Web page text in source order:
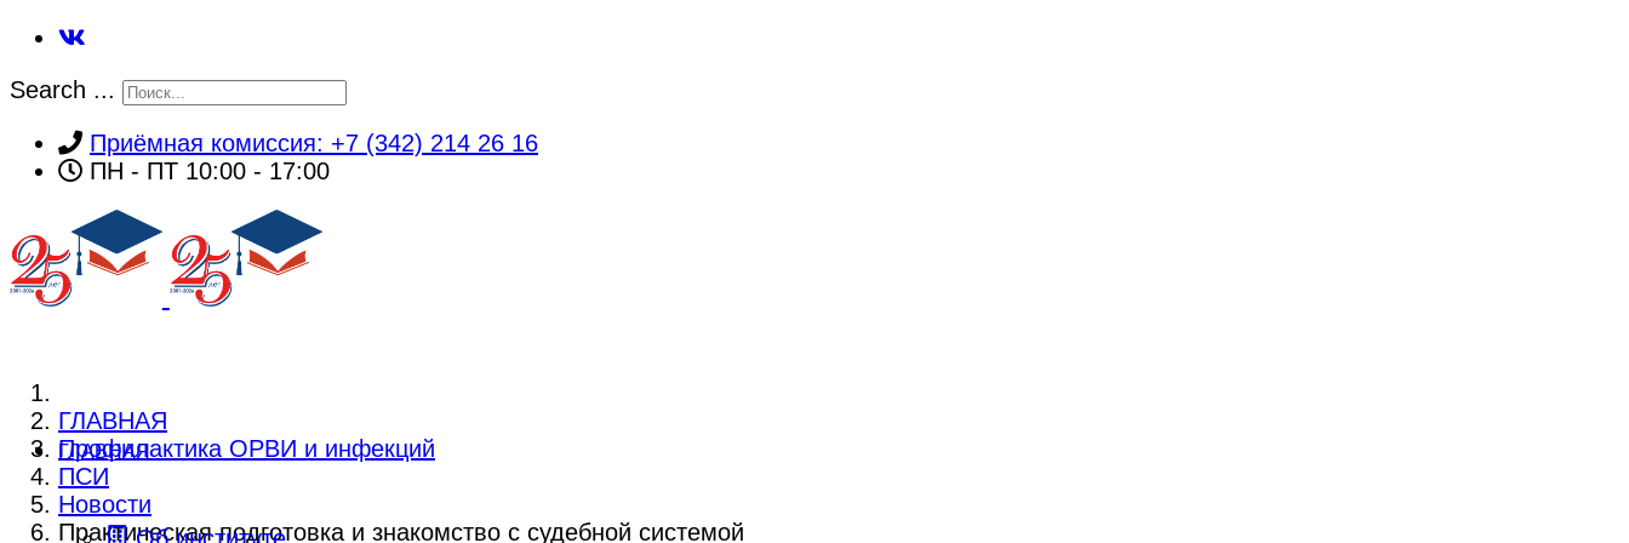
Search ...
Приёмная комиссия: +7 (342) 214 26 16
ПН - ПТ 10:00 - 17:00
ГЛАВНАЯ
ГЛАВНАЯ
Профилактика ОРВИ и инфекций
ПСИ
Новости
Практическая подготовка и знакомство с судебной системой